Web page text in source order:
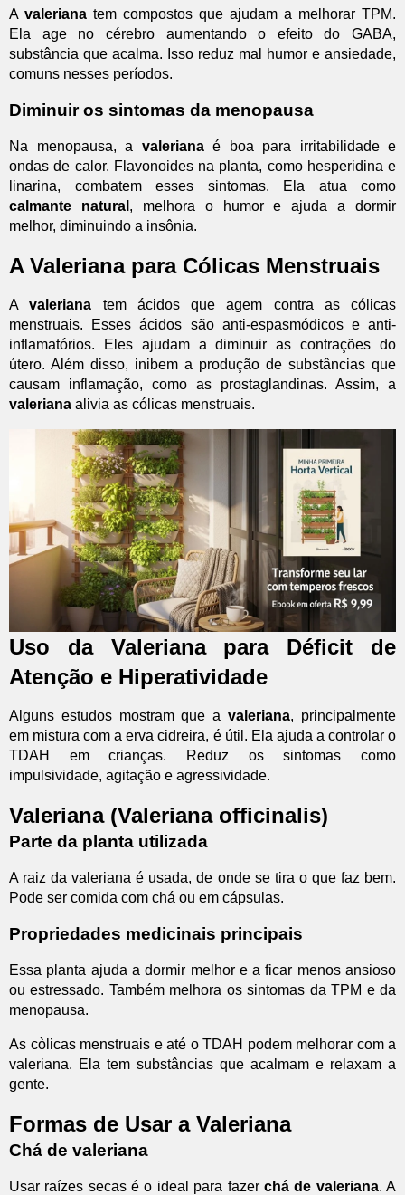
A valeriana tem compostos que ajudam a melhorar TPM.
Ela age no cérebro aumentando o efeito do GABA,
substância que acalma. Isso reduz mal humor e ansiedade,
comuns nesses períodos.
Diminuir os sintomas da menopausa
Na menopausa, a valerianaé boa para irritabilidade e
ondas de calor. Flavonoides na planta, como hesperidina e
linarina, combatem esses sintomas. Ela atua como
calmante natural , melhora o humor e ajuda a dormir
melhor, diminuindo a insônia.
A Valeriana para Cólicas Menstruais
Avaleriana tem ácidos que agem contra as cólicas
menstruais. Esses ácidos são anti-espasmódicos e anti-
inflamatórios. Eles ajudam a diminuir as contrações do
útero. Além disso, inibem a produção de substâncias que
causam inflamação, como as prostaglandinas. Assim, a
valeriana alivia as cólicas menstruais.
Uso da Valeriana para Déficit de
Atenção e Hiperatividade
Alguns estudos mostram que avaleriana, principalmente
em mistura com a erva cidreira, é útil. Ela ajuda a controlar o
TDAH em crianças. Reduz os sintomas como
impulsividade, agitação e agressividade.
Valeriana (Valeriana officinalis)
Parte da planta utilizada
A raiz da valeriana é usada, de onde se tira o que faz bem.
Pode ser comida com chá ou em cápsulas.
Propriedades medicinais principais
Essa planta ajuda a dormir melhor e a ficar menos ansioso
ou estressado. Também melhora os sintomas da TPM e da
menopausa.
As còlicas menstruais e até o TDAH podem melhorar com a
valeriana. Ela tem substâncias que acalmam e relaxam a
gente.
Formas de Usar a Valeriana
Chá de valeriana
Usar raízes secas é o ideal para fazer chá de valeriana. A